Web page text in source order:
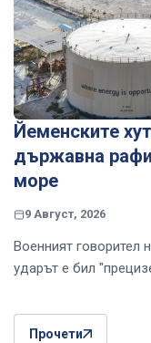
Йеменските
държавна
море
9 Август, 2026
Военният говорител
ударът е бил
Прочети